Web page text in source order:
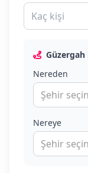
Nereden
Şehir
Nereye
Şehir